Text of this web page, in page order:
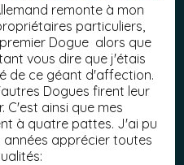
remonte à mon
particuliers,
Dogue alors que
vous dire que j'étais
de ce géant d'affection.
Dogues firent leur
C'est ainsi que mes
à quatre pattes. J'ai pu
années apprécier toutes